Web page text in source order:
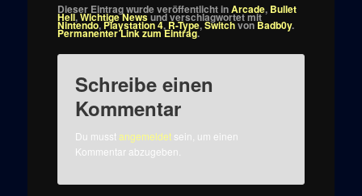
Dieser Eintrag wurde veröffentlicht inArcade, Bullet
Hell,Wichtige Newsund verschlagwortet mit
Nintendo,Playstation 4,R-Type,SwitchvonBadb0y.
Permanenter Link zum Eintrag.
Schreibe einen
Kommentar
Du musstangemeldetsein, um einen
Kommentar abzugeben.